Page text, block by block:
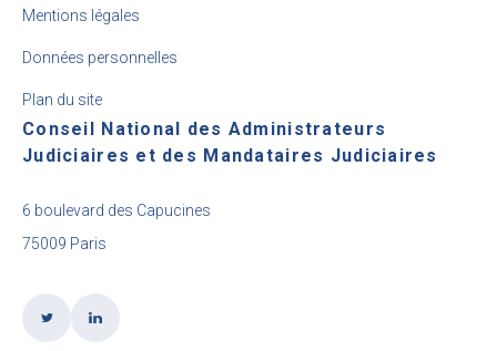
Mentions légales
Données personnelles
Plan du site
Conseil National des Administrateurs
Judiciaires et des Mandataires Judiciaires
6 boulevard des Capucines
75009 Paris